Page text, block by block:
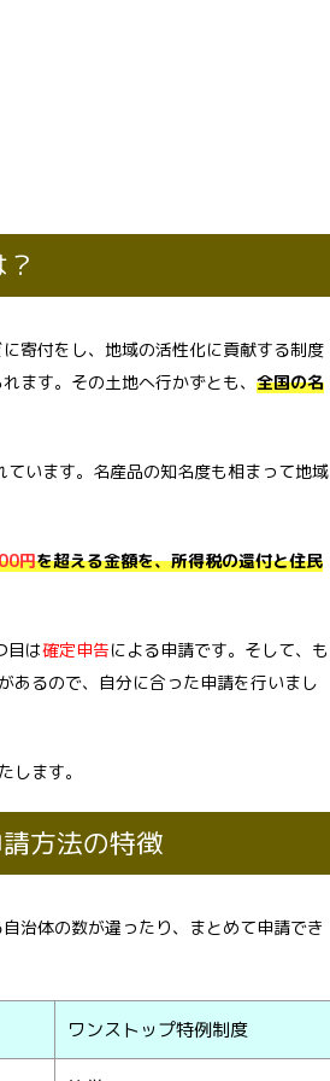
寄付をし、地域の活性化に貢献する制度
ます。その土地へ行かずとも、 全国の名
います。名産品の知名度も相まって地域
円を超える金額を、所得税の還付と住民
目は確定申告による申請です。そして、も
あるので、自分に合った申請を行いまし
ます。
方法の特徴
治体の数が違ったり、まとめて申請でき
ワンストップ特例制度